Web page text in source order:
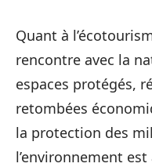
Quant à
rencontre avec la
espaces protégés,
retombées
la protection des
l’environnement